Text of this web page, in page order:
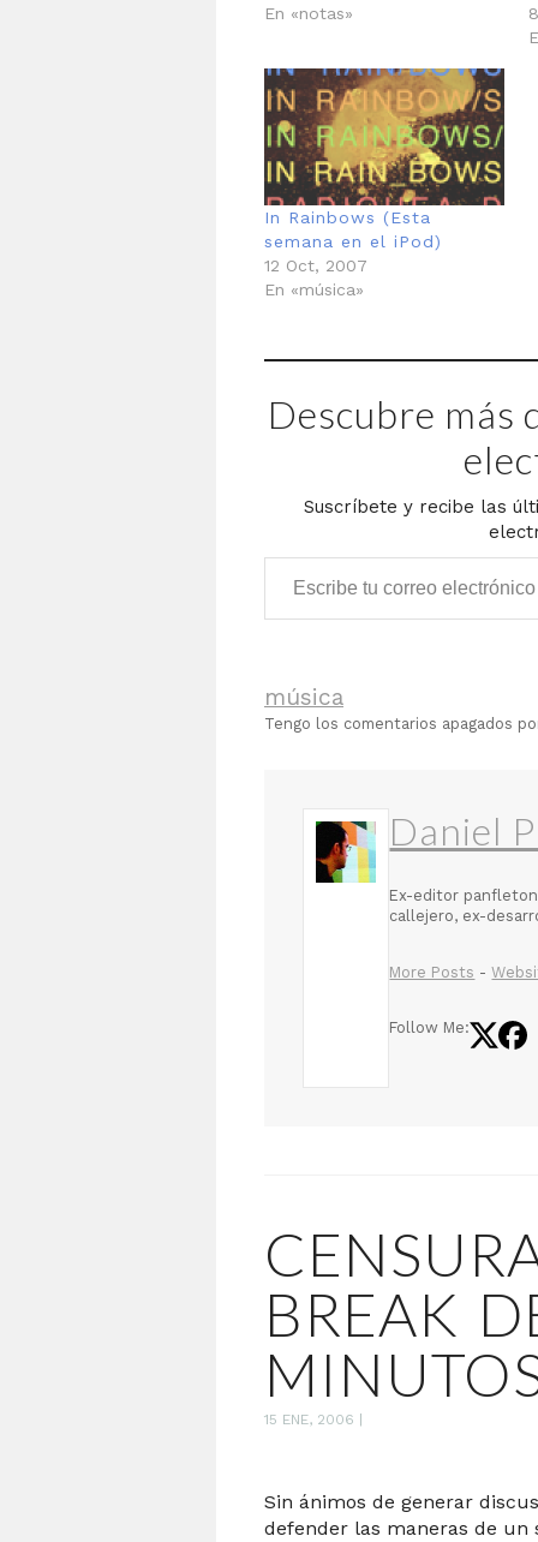
yo. Fuera medias. Lavarse
biblica. Pequeños desde la
distancia de mi cabeza
pero…
En «notas»
In Rainbows (Esta
semana en el iPod)
12 Oct, 2007
En «música»
Descubre más
Suscríbete y recibe las
Escribe tu correo electrónico…
música
Tengo los comentarios apagados
Daniel
Ex-editor
callejero, ex-
More Posts -
Follow Me:
BREAK
15 ENE, 2006
Sin ánimos de generar
defender las maneras de un